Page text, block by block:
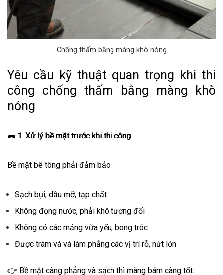
Chống thấm bằng màng khò nóng
Yêu cầu kỹ thuật quan trọng khi thi
công chống thấm bằng màng khò
nóng
🧱 1. Xử lý bề mặt trước khi thi công
Bề mặt bê tông phải đảm bảo:
Sạch bụi, dầu mỡ, tạp chất
Không đọng nước, phải khô tương đối
Không có các mảng vữa yếu, bong tróc
Được trám vá và làm phẳng các vị trí rỗ, nứt lớn
👉 Bề mặt càng phẳng và sạch thì màng bám càng tốt.